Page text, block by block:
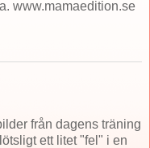
www.mamaedition.se
från dagens träning
ett litet "fel" i en